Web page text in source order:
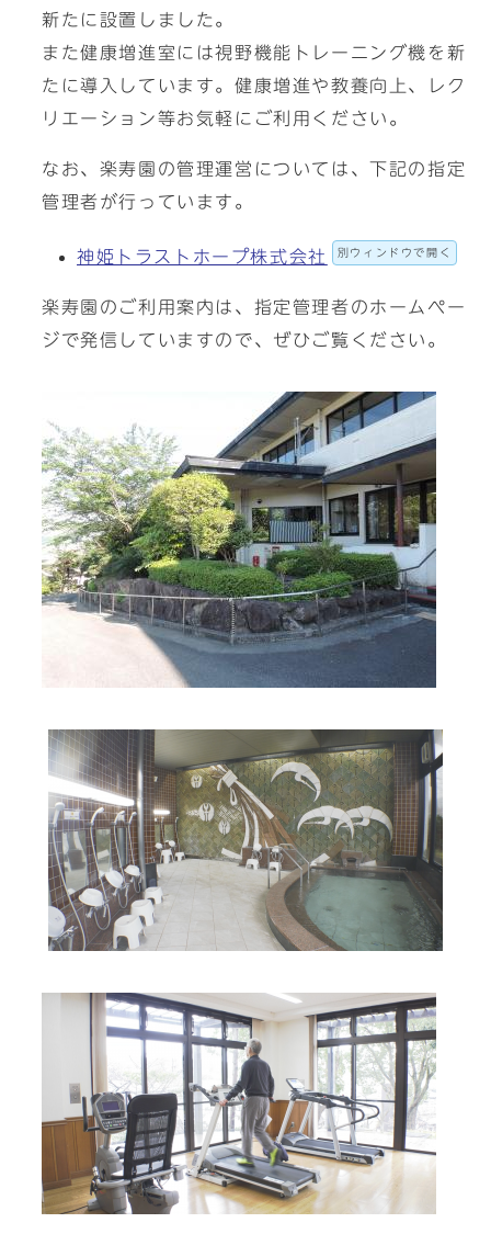
新たに設置しました。
また健康増進室には視野機能トレーニング機を新
たに導入しています。健康増進や教養向上、レク
リエーション等お気軽にご利用ください。
なお、楽寿園の管理運営については、下記の指定
管理者が行っています。
神姫トラストホープ株式会社 別ウィンドウで開く
楽寿園のご利用案内は、指定管理者のホームペー
ジで発信していますので、ぜひご覧ください。